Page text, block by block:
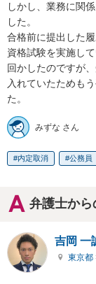
しかし、業務に関
した。
合格前に提出した
資格試験を実施し
回かしたのですが
入れていたためも
た。
みずな さん
内定取消 公務員
弁護士か
吉岡 一
東京都